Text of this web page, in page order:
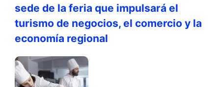
sede de la feria que impulsará el
turismo de negocios, el comercio y la
economía regional